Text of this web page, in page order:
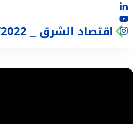
اقتصاد الشرق _ 24/03/2022